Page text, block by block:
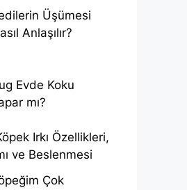
Üşümesi
Anlaşılır?
Evde Koku
mı?
Irkı Özellikleri,
ve Beslenmesi
Çok